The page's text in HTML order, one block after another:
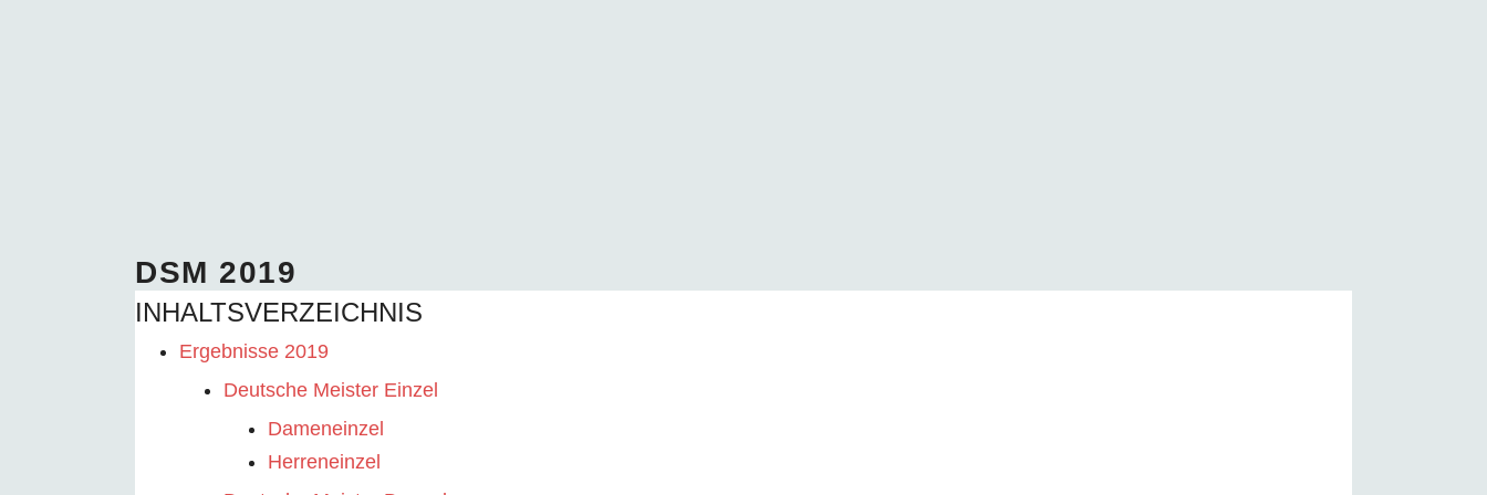
DSM 2019
INHALTSVERZEICHNIS
Ergebnisse 2019
Deutsche Meister Einzel
Dameneinzel
Herreneinzel